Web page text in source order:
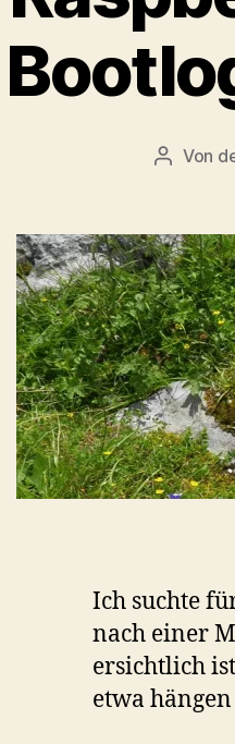
Von
Ich suchte
nach einer
ersichtlich
etwa